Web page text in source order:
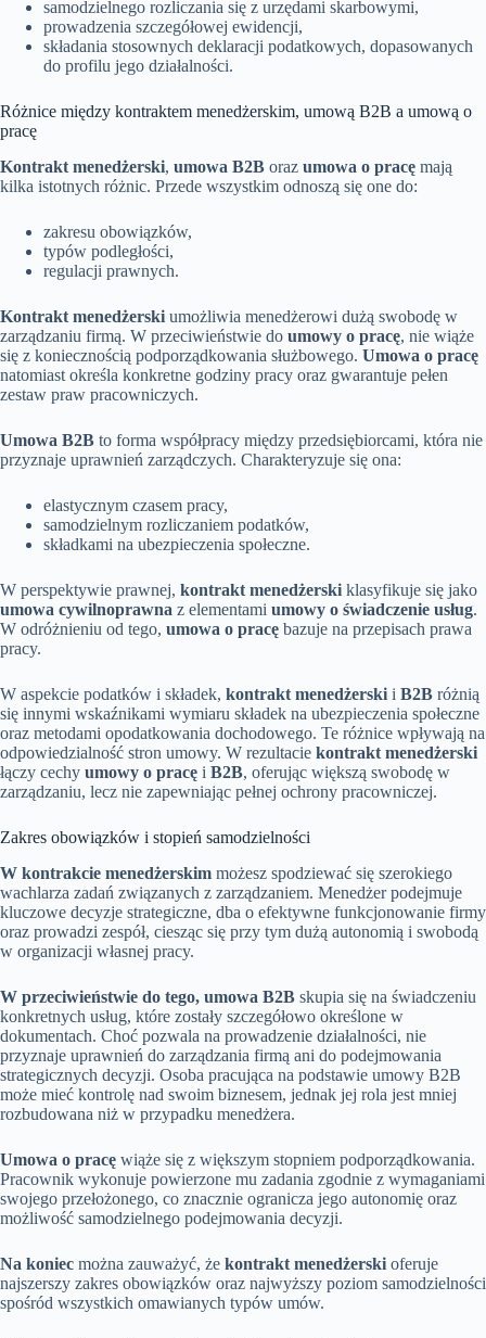
samodzielnego rozliczania się z urzędami skarbowymi,
prowadzenia szczegółowej ewidencji,
składania stosownych deklaracji podatkowych, dopasowanych
do profilu jego działalności.
Różnice między kontraktem menedżerskim, umową B2B a umową o
pracę
Kontrakt menedżerski, umowa B2B oraz umowa o pracę mają
kilka istotnych różnic. Przede wszystkim odnoszą się one do:
zakresu obowiązków,
typów podległości,
regulacji prawnych.
Kontrakt menedżerski umożliwia menedżerowi dużą swobodę w
zarządzaniu firmą. W przeciwieństwie do umowy o pracę, nie wiąże
się z koniecznością podporządkowania służbowego. Umowa o pracę
natomiast określa konkretne godziny pracy oraz gwarantuje pełen
zestaw praw pracowniczych.
Umowa B2B to forma współpracy między przedsiębiorcami, która nie
przyznaje uprawnień zarządczych. Charakteryzuje się ona:
elastycznym czasem pracy,
samodzielnym rozliczaniem podatków,
składkami na ubezpieczenia społeczne.
W perspektywie prawnej, kontrakt menedżerski klasyfikuje się jako
umowa cywilnoprawna z elementami umowy o świadczenie usług.
W odróżnieniu od tego, umowa o pracę bazuje na przepisach prawa
pracy.
W aspekcie podatków i składek, kontrakt menedżerski i B2B różnią
się innymi wskaźnikami wymiaru składek na ubezpieczenia społeczne
oraz metodami opodatkowania dochodowego. Te różnice wpływają na
odpowiedzialność stron umowy. W rezultacie kontrakt menedżerski
łączy cechy umowy o pracę i B2B, oferując większą swobodę w
zarządzaniu, lecz nie zapewniając pełnej ochrony pracowniczej.
Zakres obowiązków i stopień samodzielności
W kontrakcie menedżerskim możesz spodziewać się szerokiego
wachlarza zadań związanych z zarządzaniem. Menedżer podejmuje
kluczowe decyzje strategiczne, dba o efektywne funkcjonowanie firmy
oraz prowadzi zespół, ciesząc się przy tym dużą autonomią i swobodą
w organizacji własnej pracy.
W przeciwieństwie do tego, umowa B2B skupia się na świadczeniu
konkretnych usług, które zostały szczegółowo określone w
dokumentach. Choć pozwala na prowadzenie działalności, nie
przyznaje uprawnień do zarządzania firmą ani do podejmowania
strategicznych decyzji. Osoba pracująca na podstawie umowy B2B
może mieć kontrolę nad swoim biznesem, jednak jej rola jest mniej
rozbudowana niż w przypadku menedżera.
Umowa o pracę wiąże się z większym stopniem podporządkowania.
Pracownik wykonuje powierzone mu zadania zgodnie z wymaganiami
swojego przełożonego, co znacznie ogranicza jego autonomię oraz
możliwość samodzielnego podejmowania decyzji.
Na koniec można zauważyć, że kontrakt menedżerski oferuje
najszerszy zakres obowiązków oraz najwyższy poziom samodzielności
spośród wszystkich omawianych typów umów.